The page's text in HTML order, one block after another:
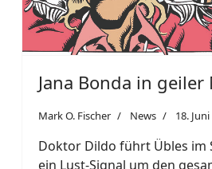
Jana Bonda in geiler
Mark O. Fischer News 18.
Doktor Dildo führt Übles im
ein Lust-Signal um den